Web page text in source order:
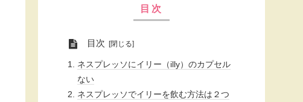
目次
目次
ネスプレッソにイリー（illy）のカプセル
ない
ネスプレッソでイリーを飲む方法は２つ